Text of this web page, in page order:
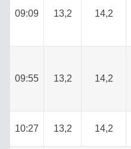
09:09 13,2 14,2
09:55 13,2 14,2
10:27 13,2 14,2
Vyhledávání